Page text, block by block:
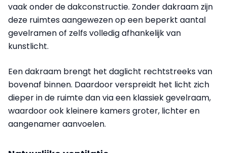
vaak onder de dakconstructie. Zonder dakraam zijn
deze ruimtes aangewezen op een beperkt aantal
gevelramen of zelfs volledig afhankelijk van
kunstlicht.
Een dakraam brengt het daglicht rechtstreeks van
bovenaf binnen. Daardoor verspreidt het licht zich
dieper in de ruimte dan via een klassiek gevelraam,
waardoor ook kleinere kamers groter, lichter en
aangenamer aanvoelen.